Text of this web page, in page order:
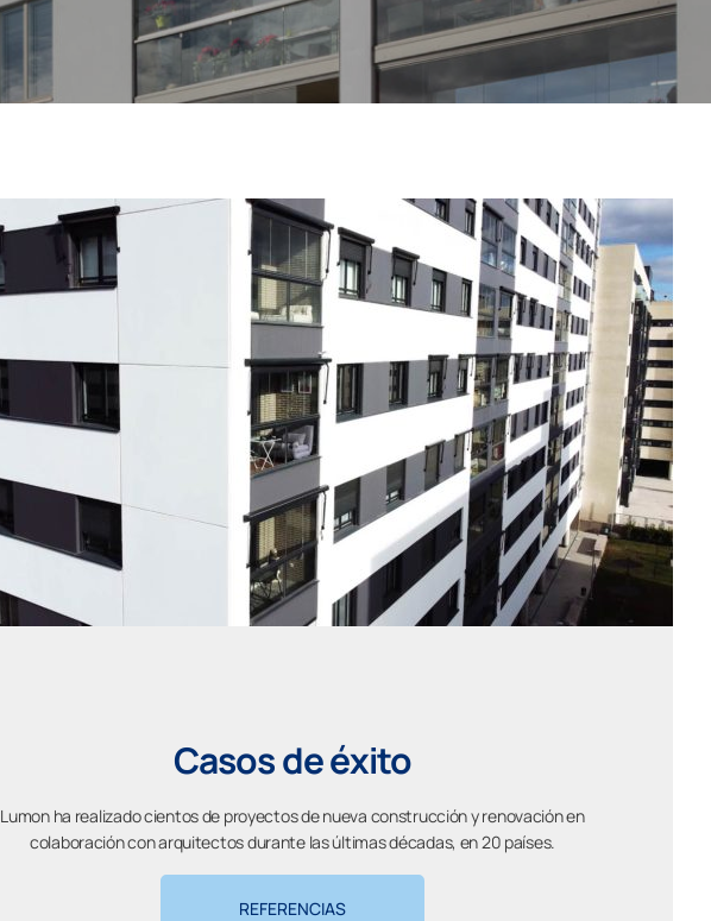
Casos de éxito
Lumon ha realizado cientos de proyectos de nueva construcción y renovación en
colaboración con arquitectos durante las últimas décadas, en 20 países.
REFERENCIAS